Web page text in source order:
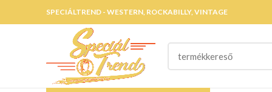
SPECIÁLTREND - WESTERN, ROCKABILLY, VINTAGE